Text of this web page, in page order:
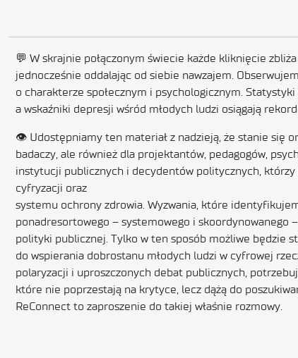
💬 W skrajnie połączonym świecie każde kliknięcie
jednocześnie oddalając od siebie nawzajem.
o charakterze społecznym i psychologicznym.
a wskaźniki depresji wśród młodych ludzi osiągają
👁‍ Udostępniamy ten materiał z nadzieją, że stanie się
badaczy, ale również dla projektantów, pedagogów,
instytucji publicznych i decydentów politycznych, którzy
cyfryzacji oraz
systemu ochrony zdrowia. Wyzwania, które
ponadresortowego – systemowego i skoordynowanego
polityki publicznej. Tylko w ten sposób możliwe będzie
do wspierania dobrostanu młodych ludzi w cyfrowej
polaryzacji i uproszczonych debat publicznych,
które nie poprzestają na krytyce, lecz dążą do
ReConnect to zaproszenie do takiej właśnie rozmowy.